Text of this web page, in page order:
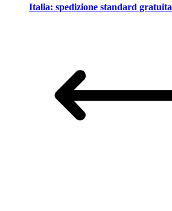
Italia: spedizione standard gratuita